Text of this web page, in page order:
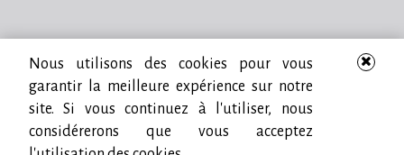
Nous utilisons des cookies pour vous
garantir la meilleure expérience sur notre
site. Si vous continuez à l'utiliser, nous
considérerons que vous acceptez